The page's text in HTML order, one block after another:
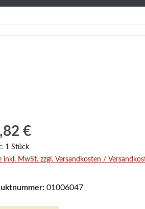
Preis:
€
1 Stück
inkl. MwSt. zzgl. Versandkosten /
01006047